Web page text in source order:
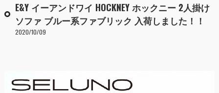
E&Y イーアンドワイ HOCKNEY ホックニー 2人掛け
ソファ ブルー系ファブリック 入荷しました！！
2020/10/09